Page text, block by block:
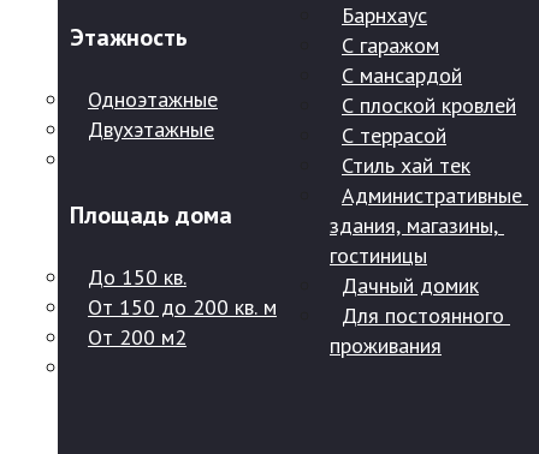
Этажность
Одноэтажные
Двухэтажные
Площадь дома
До 150 кв.
От 150 до 200 кв. м
От 200 м2
Барнхаус
С гаражом
С мансардой
С плоской кровлей
С террасой
Стиль хай тек
Административные
здания, магазины,
гостиницы
Дачный домик
Для постоянного
проживания